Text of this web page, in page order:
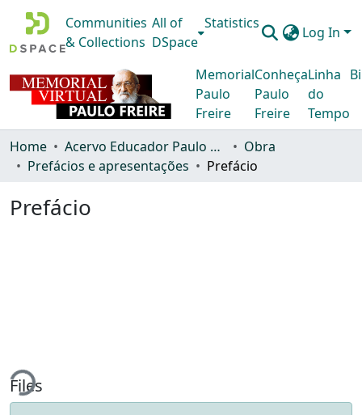
Communities
& Collections
All of
DSpace
Statistics
Log In
Memorial
Paulo
Freire
Conheça
Paulo
Freire
Linha
do
Tempo
Home Acervo Educador Paulo Freire
Obra
Prefácios e apresentações
Prefácio
Prefácio
Files